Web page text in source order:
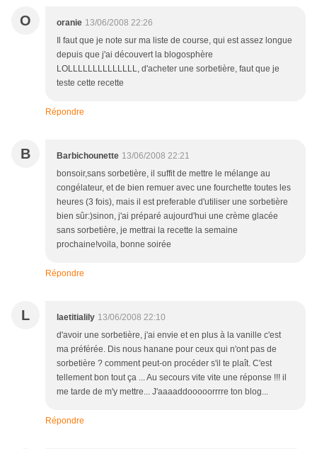
O oranie 13/06/2008 22:26
Il faut que je note sur ma liste de course, qui est assez longue
depuis que j'ai découvert la blogosphère
LOLLLLLLLLLLLLLL, d'acheter une sorbetière, faut que je
teste cette recette
Répondre
B Barbichounette 13/06/2008 22:21
bonsoir,sans sorbetière, il suffit de mettre le mélange au
congélateur, et de bien remuer avec une fourchette toutes les
heures (3 fois), mais il est preferable d'utiliser une sorbetière
bien sûr:)sinon, j'ai préparé aujourd'hui une crème glacée
sans sorbetière, je mettrai la recette la semaine
prochaine!voila, bonne soirée
Répondre
L laetitialily 13/06/2008 22:10
d'avoir une sorbetière, j'ai envie et en plus à la vanille c'est
ma préférée. Dis nous hanane pour ceux qui n'ont pas de
sorbetière ? comment peut-on procéder s'il te plaît. C'est
tellement bon tout ça ... Au secours vite vite une réponse !!! il
me tarde de m'y mettre... J'aaaaddooooorrrre ton blog...
Répondre